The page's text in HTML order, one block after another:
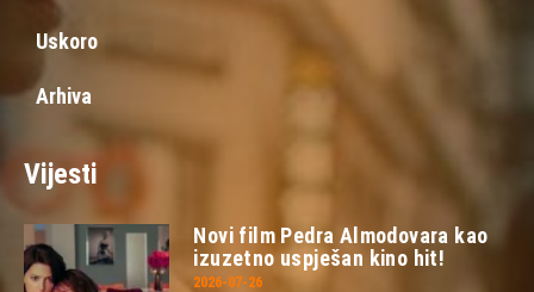
Uskoro
Arhiva
Vijesti
Novi film Pedra Almodovara kao
izuzetno uspješan kino hit!
2026-07-26